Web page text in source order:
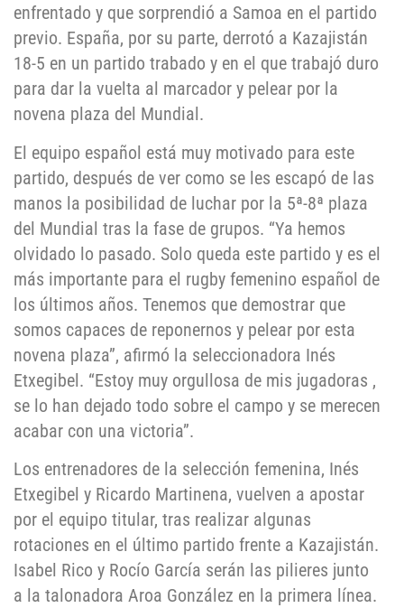
enfrentado y que sorprendió a Samoa en el partido
previo. España, por su parte, derrotó a Kazajistán
18-5 en un partido trabado y en el que trabajó duro
para dar la vuelta al marcador y pelear por la
novena plaza del Mundial.
El equipo español está muy motivado para este
partido, después de ver como se les escapó de las
manos la posibilidad de luchar por la 5ª-8ª plaza
del Mundial tras la fase de grupos. “Ya hemos
olvidado lo pasado. Solo queda este partido y es el
más importante para el rugby femenino español de
los últimos años. Tenemos que demostrar que
somos capaces de reponernos y pelear por esta
novena plaza”, afirmó la seleccionadora Inés
Etxegibel. “Estoy muy orgullosa de mis jugadoras ,
se lo han dejado todo sobre el campo y se merecen
acabar con una victoria”.
Los entrenadores de la selección femenina, Inés
Etxegibel y Ricardo Martinena, vuelven a apostar
por el equipo titular, tras realizar algunas
rotaciones en el último partido frente a Kazajistán.
Isabel Rico y Rocío García serán las pilieres junto
a la talonadora Aroa González en la primera línea.